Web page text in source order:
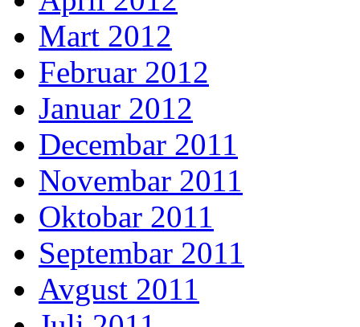
Mart 2012
Februar 2012
Januar 2012
Decembar 2011
Novembar 2011
Oktobar 2011
Septembar 2011
Avgust 2011